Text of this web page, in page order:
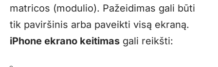
matricos (modulio). Pažeidimas gali būti
tik paviršinis arba paveikti visą ekraną.
iPhone ekrano keitimas gali reikšti: